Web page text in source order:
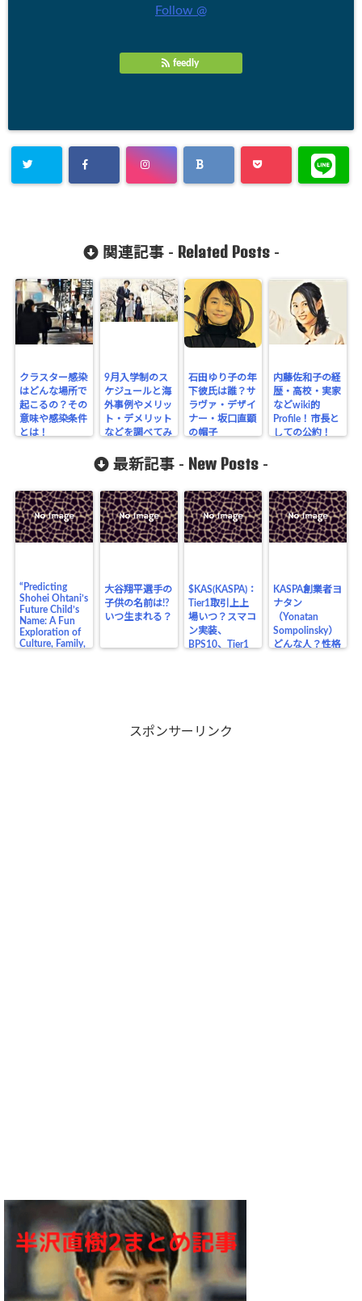
Follow @
feedly
関連記事 - Related Posts-
クラスター感染
はどんな場所で
起こるの？その
意味や感染条件
とは！
9月入学制のス
ケジュールと海
外事例やメリッ
ト・デメリット
などを調べてみ
石田ゆり子の年
下彼氏は誰？サ
ラヴァ・デザイ
ナー・坂口直顕
の帽子
内藤佐和子の経
歴・高校・実家
などwiki的
Profile！市長と
しての公約！
最新記事 - New Posts -
“Predicting
Shohei Ohtani’s
Future Child’s
Name: A Fun
Exploration of
Culture, Family,
大谷翔平選手の
子供の名前は!?
いつ生まれる？
$KAS(KASPA)：
Tier1取引上上
場いつ？スマコ
ン実装、
BPS10、Tier1
KASPA創業者ヨ
ナタン
（Yonatan
Sompolinsky）
どんな人？性格
スポンサーリンク